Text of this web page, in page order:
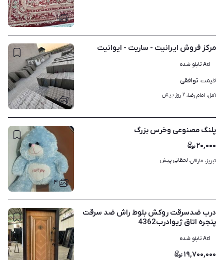
۱
۷
مرکز فروش ایرانیت - ساریت - ایوانیت
Ad تابلو شده
قیمت توافقی
آمل، امام رضا، ۲ روز پیش
۴
پلنگ مصنوعی وخرس بزرگ
۲۰,۰۰۰
تبریز، مارالان، لحظاتی پیش
درب ضدسرقت روکش بلوط راش ضد سرقت
پنجره اتاق ژیوادرب4362
Ad تابلو شده
۱۹,۷۰۰,۰۰۰